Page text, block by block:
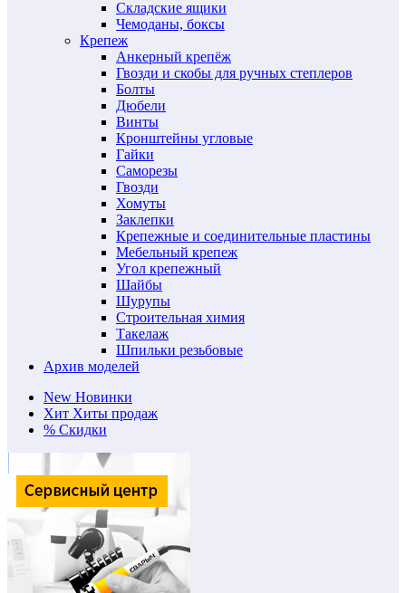
Складские ящики
Чемоданы, боксы
Крепеж
Анкерный крепёж
Гвозди и скобы для ручных степлеров
Болты
Дюбели
Винты
Кронштейны угловые
Гайки
Саморезы
Гвозди
Хомуты
Заклепки
Крепежные и соединительные пластины
Мебельный крепеж
Угол крепежный
Шайбы
Шурупы
Строительная химия
Такелаж
Шпильки резьбовые
Архив моделей
New Новинки
Хит Хиты продаж
% Скидки